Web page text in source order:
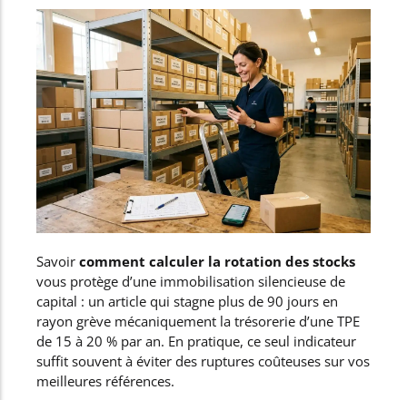
Savoir comment calculer la rotation des stocks
vous protège d’une immobilisation silencieuse de
capital : un article qui stagne plus de 90 jours en
rayon grève mécaniquement la trésorerie d’une TPE
de 15 à 20 % par an. En pratique, ce seul indicateur
suffit souvent à éviter des ruptures coûteuses sur vos
meilleures références.